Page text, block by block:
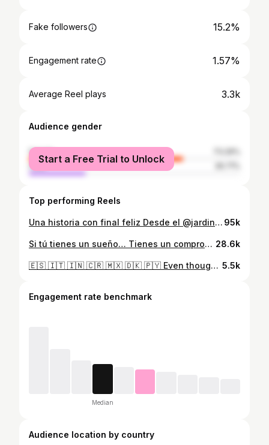
Fake followers 15.2%
Engagement rate 1.57%
Average Reel plays 3.3k
Audience gender
female
male
Start a Free Trial to Unlock
Top performing Reels
Una historia con final feliz Desde el @jardindelospicaflores queremos compartirles con gran alegría el caso de estos dos pichones de colibrí huérfanos que sufrieron el abandono de los adultos, quienes abandonaron el nido como consecuencia de la poda del árbol donde nidificaban. Los cuidamos dentro de nuestro recinto creado para tal fin durante 35 días, con una alimentación y cuidados especiales y logramos que sean capaces de reintroducirse en su habitat natural. Queremos agradecer especialmente a todas las personas que nos apoyan en este proyecto, primeramente a la familia Castillo, a Agustín Anzóategui y Pamela Gauto, por su excelente predisposición, siempre. #jardindelospicaflores #picaflor #picaflores #mainumby #hummingbird #beijaflor #colibrihuerfano #avescaidas ##avesargentinas #huerfanos #avesenlibertad #hylocharischrysura #trochilidae #apodiformes #wildlife #puertoiguazu #cataratasdeliguazu 95k
Si tú tienes un sueño… Tienes un compromiso con tu vida, contigo mismo de no cesar hasta conseguirlo. Créeme, quien lucha por conseguirlo, con toda su fuerza, su pasión y su entrega. Lo conseguirá‼️💯❤️ 🔺🔺🔺🔺 #medicineveterinary #medicinaveterinaria #wildlifeveterinarian #veterinariosilvestres #veterinaria #science #nature #ciencia #womaninscience #wildlifeveterinarian #wildlife #birds #vidasalvaje #aves #naturelovers #flybird #naturaleza #birdwhatching #nature_perfection #wildlifephotography #birdphotography #birdofinstagram #birdlife #instabird #animals #hummingbird #colibries #beijaflor 28.6k
🇪🇸 🇮🇹 🇮🇳 🇨🇷 🇲🇽 🇩🇰 🇵🇾 Even though we are of different nationalities there is one language that unites us. 🐆🐘🦒🌎🦓🦏🦛 It is our Wild Spirit together with our love for wildlife and her conservation. We come together in this adventure to learn from the incredible veterinarians from The Wild Spirit veterinary course. 👉 @wildspiritvet 🩺💊 @fabiola_wildspirit ❤️ Thank you so much to everyone in the team as well as everyone doing the course with me for these first few days ! 💚🍃🦓🩺💊💉 . (Thank you to my colleagues for their videos and photos) 🫶🏻🥰❤️ #medicineveterinary #medicinaveterinaria #wildlifeveterinarian #veterinariosilvestres #veterinaria #science #nature #ciencia #womaninscience #wildlifeveterinarian #wildlife #birds #vidasalvaje #giraffe #lion #flybird #naturaleza #birdwhatching #nature_perfection #wildlifephotography #birdphotography #wild #instabird #animals #course #vet #southafrica #safari 5.5k
Engagement rate benchmark
Median
Audience location by country